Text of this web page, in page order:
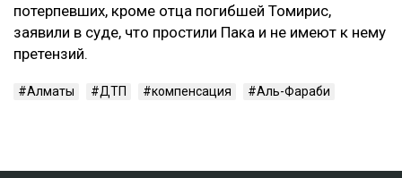
потерпевших, кроме отца погибшей Томирис,
заявили в суде, что простили Пака и не имеют к нему
претензий.
Алматы ДТП компенсация Аль-Фараби